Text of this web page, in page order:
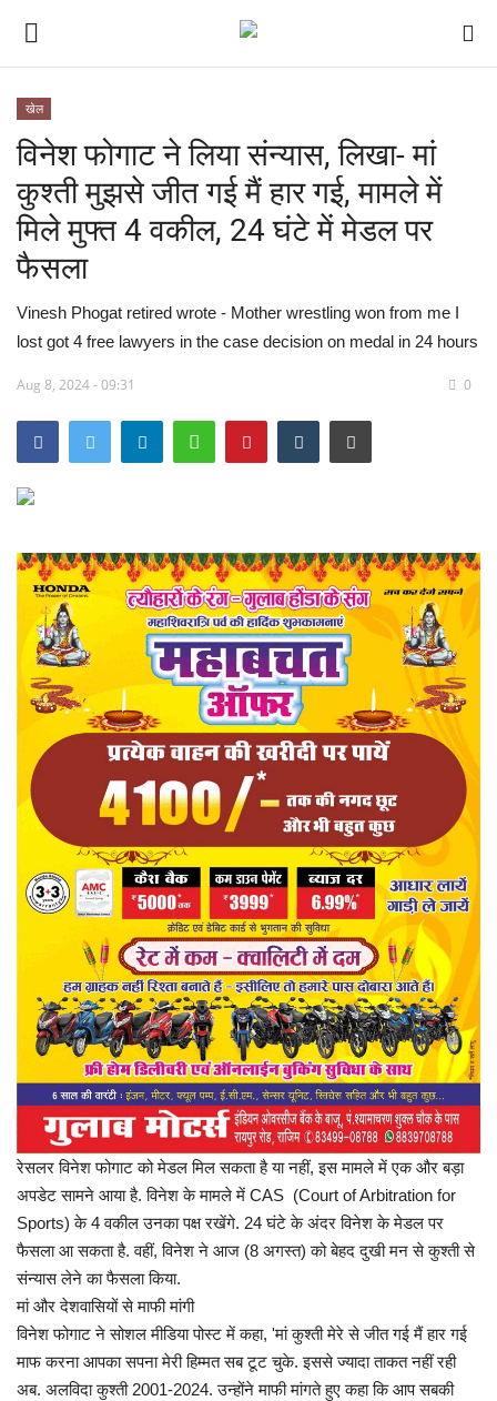
देश
मध्य प्रदेश
विश्व
विदेश
मुख्य समाचार
छत्तीसगढ़
राष्ट्रीय
राज्य
खेल
व्यापार
रोजगार
संपादकीय
राजनीति
मनोरंजन
मैगज़ीन की लेख
प्रमुख खबर
हेल्थ
Language
English hindi
खेल
विनेश फोगाट ने लिया संन्यास, लिखा- मां
कुश्ती मुझसे जीत गई मैं हार गई, मामले में
मिले मुफ्त 4 वकील, 24 घंटे में मेडल पर
फैसला
Vinesh Phogat retired wrote - Mother wrestling won from me I
lost got 4 free lawyers in the case decision on medal in 24 hours
Aug 8, 2024 - 09:31 0
रेसलर व‍िनेश फोगाट को मेडल मिल सकता है या नहीं, इस मामले में एक और बड़ा
अपडेट सामने आया है. विनेश के मामले में CAS (Court of Arbitration for
Sports) के 4 वकील उनका पक्ष रखेंगे. 24 घंटे के अंदर विनेश के मेडल पर
फैसला आ सकता है. वहीं, व‍िनेश ने आज (8 अगस्त) को बेहद दुखी मन से कुश्ती से
संन्यास लेने का फैसला किया.
मां और देशवासियों से माफी मांगी
विनेश फोगाट ने सोशल मीडिया पोस्ट में कहा, 'मां कुश्ती मेरे से जीत गई मैं हार गई
माफ करना आपका सपना मेरी हिम्मत सब टूट चुके. इससे ज्यादा ताकत नहीं रही
अब. अलविदा कुश्ती 2001-2024. उन्होंने माफी मांगते हुए कहा कि आप सबकी